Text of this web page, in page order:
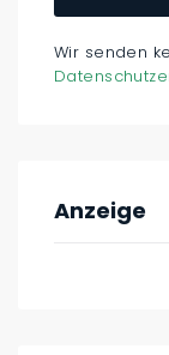
Wir senden
Anzeige